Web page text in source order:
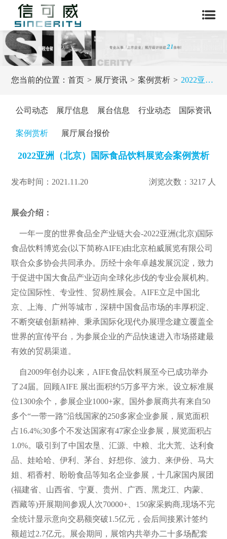
您当前的位置：首页 展厅资讯 案例赏析 2022亚洲（北京）国际食品饮料展览会案例赏析
公司动态 展厅信息 展台信息 行业动态 国际资讯
案例赏析 展厅展台报价
2022亚洲（北京）国际食品饮料展览会案例赏析
发布时间：2021.11.20 浏览次数：3217 人
展会介绍：
一年一度的世界食品全产业链大会-2022亚洲(北京)国际
食品饮料博览会(以下简称AIFE)由北京柏威展览有限公司
联合众多协会共同承办。历经十余年卓越发展沉淀，致力
于促进中国大食品产业迈向全球化步伐的专业会展机构。
定位国际性、专业性、贸易性展会。AIFE立足中国北
京、上海、广州等城市，深耕中国食品市场的丰厚积淀、
不断突破创新精神、秉承国际化现代办展理念建立覆盖全
世界的宣传平台，为参展企业的产品快速进入市场搭建最
有效的贸易渠道。
自2009年创办以来，AIFE食品饮料展至今已成功举办
了24届。回顾AIFE 展出面积约5万多平方米。设立标准展
位1300余个，参展企业1000+家。国外参展商共有来自50
多个“一带一路”沿线国家的250多家企业参展，展览面积
占16.4%;30多个不发达国家有47家企业参展，展览面积占
1.0%。吸引到了中国农垦、汇源、中粮、北大荒、达利食
品、娃哈哈、伊利、茅台、好想你、波力、来伊份、马大
姐、稻香村、盼盼食品等知名企业参展，十几家国内展团
(福建省、山西省、宁夏、贵州、广西、黑龙江、内蒙、
西藏等)开展期间参观人次70000+、150家采购商,现场不完
全统计显示意向交易额突破1.5亿元，会后间接累计签约
额超过2.7亿元。展会期间，展馆内共举办二十多场配套